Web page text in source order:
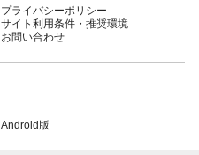
プライバシーポリシー
サイト利用条件・推奨環境
お問い合わせ
Android版